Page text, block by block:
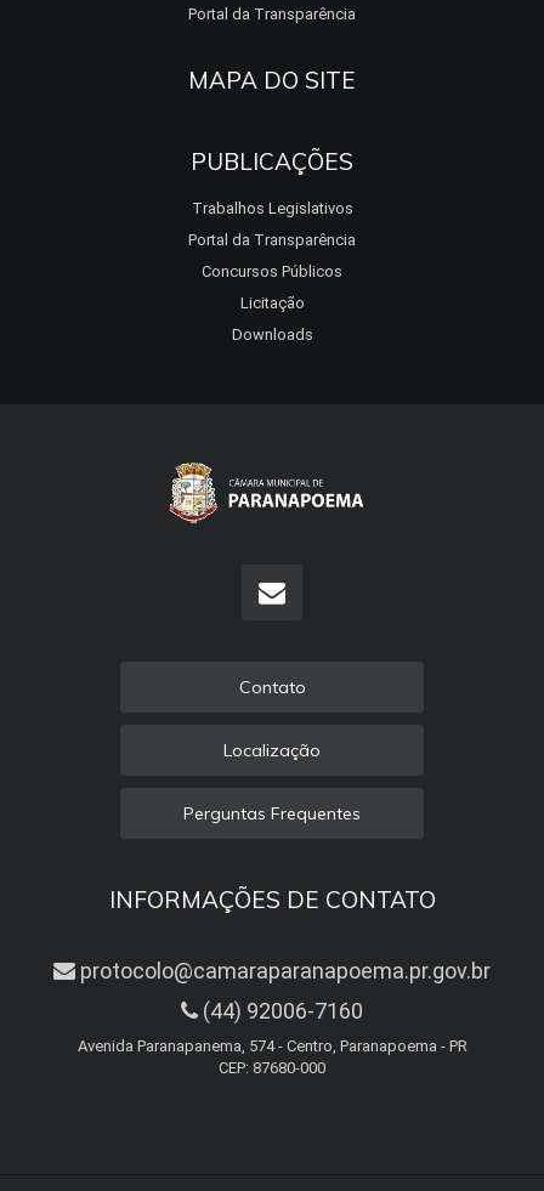
Portal da Transparência
MAPA DO SITE
PUBLICAÇÕES
Trabalhos Legislativos
Portal da Transparência
Concursos Públicos
Licitação
Downloads
Contato
Localização
Perguntas Frequentes
INFORMAÇÕES DE CONTATO
protocolo@camaraparanapoema.pr.gov.br
(44) 92006-7160
Avenida Paranapanema, 574 - Centro, Paranapoema - PR
CEP: 87680-000